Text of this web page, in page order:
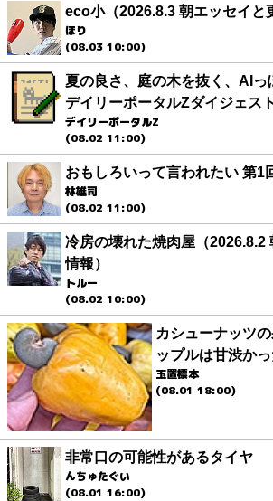
eco小（2026.8.3 朝エッセイと
ほり
(08.03 10:00)
夏の良さ、庭の木を抜く、AIっ
デイリーポータルZダイジェスト
デイリーポータルZ
(08.02 11:00)
おもしろいって言われたい 第1
林雄司
(08.02 11:00)
冷房の壊れた焼肉屋（2026.8.2
情報）
トルー
(08.02 10:00)
カシューナッツ
ップルは甘渋かっ
玉置標本
(08.01 18:00)
非常口の可能性があるタイヤ
んちゅたぐい
(08.01 16:00)